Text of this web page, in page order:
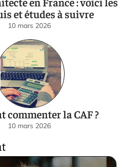
et études à suivre
10 mars 2026
commenter la CAF ?
10 mars 2026